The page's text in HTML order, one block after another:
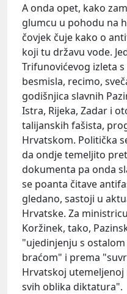
A onda opet, kako
glumcu u pohodu na
čovjek čuje kako o
koji tu državu vode.
Trifunovićevog izleta
besmisla, recimo,
godišnjica slavnih
Istra, Rijeka, Zadar i
talijanskih fašista,
Hrvatskom. Politička
da ondje temeljito
dokumenta pa onda
se poanta čitave
gledano, sastoji u
Hrvatske. Za
Koržinek, tako,
"ujedinjenju s
braćom" i prema
Hrvatskoj
svih oblika diktatura".